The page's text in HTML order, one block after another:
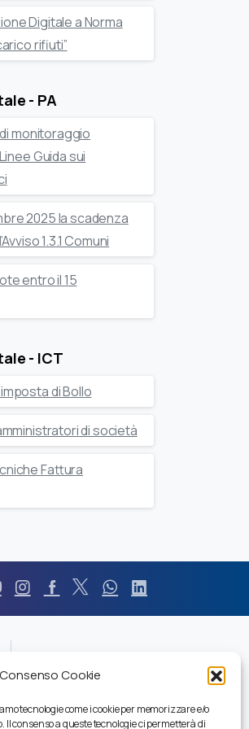
Cookie
tecnologie come i cookie per memorizzare e/o
consenso a queste tecnologie ci permetterà di
Digitale a Norma
rifiuti”
- PA
monitoraggio
Guida sui
2025 la scadenza
1.3.1 Comuni
entro il 15
- ICT
di Bollo
di società
Fattura
Pec
Certificazioni